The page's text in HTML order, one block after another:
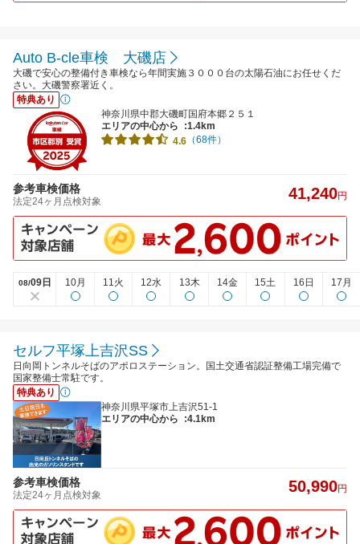
Auto B-cle車検 大磯店
大磯で安心の整備付き車検なら年間実施３０００台の太陽石油にお任せくだ
さい。大磯警察署近く。
特典あり
神奈川県中郡大磯町国府本郷２５１
エリアの中心から
:1.4km
4.6 （68件）
参考車検価格
法定24ヶ月点検対象 41,240円
08/09日 10月 11火 12水 13木 14金 15土 16日 17月
セルフ平塚上吉沢SS
日向岡トンネルそばのアポロステーション。国土交通省認証整備工場完備で
国家整備士常駐です。
特典あり
神奈川県平塚市上吉沢51-1
エリアの中心から
:4.1km
参考車検価格
法定24ヶ月点検対象 50,990円